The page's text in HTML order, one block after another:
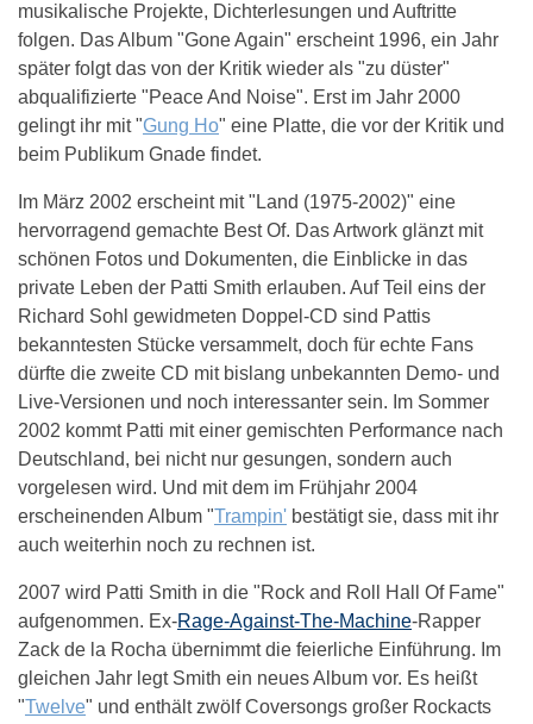
musikalische Projekte, Dichterlesungen und Auftritte
folgen. Das Album "Gone Again" erscheint 1996, ein Jahr
später folgt das von der Kritik wieder als "zu düster"
abqualifizierte "Peace And Noise". Erst im Jahr 2000
gelingt ihr mit "Gung Ho" eine Platte, die vor der Kritik und
beim Publikum Gnade findet.
Im März 2002 erscheint mit "Land (1975-2002)" eine
hervorragend gemachte Best Of. Das Artwork glänzt mit
schönen Fotos und Dokumenten, die Einblicke in das
private Leben der Patti Smith erlauben. Auf Teil eins der
Richard Sohl gewidmeten Doppel-CD sind Pattis
bekanntesten Stücke versammelt, doch für echte Fans
dürfte die zweite CD mit bislang unbekannten Demo- und
Live-Versionen und noch interessanter sein. Im Sommer
2002 kommt Patti mit einer gemischten Performance nach
Deutschland, bei nicht nur gesungen, sondern auch
vorgelesen wird. Und mit dem im Frühjahr 2004
erscheinenden Album "Trampin' bestätigt sie, dass mit ihr
auch weiterhin noch zu rechnen ist.
2007 wird Patti Smith in die "Rock and Roll Hall Of Fame"
aufgenommen. Ex-Rage-Against-The-Machine-Rapper
Zack de la Rocha übernimmt die feierliche Einführung. Im
gleichen Jahr legt Smith ein neues Album vor. Es heißt
"Twelve" und enthält zwölf Coversongs großer Rockacts